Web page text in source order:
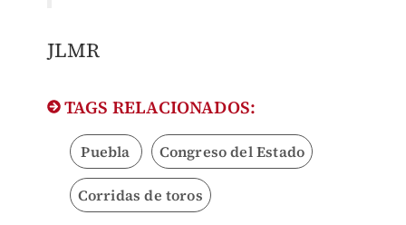
JLMR
TAGS RELACIONADOS:
Puebla Congreso del Estado
Corridas de toros